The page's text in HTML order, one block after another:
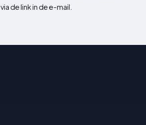
via de link in de e-mail.